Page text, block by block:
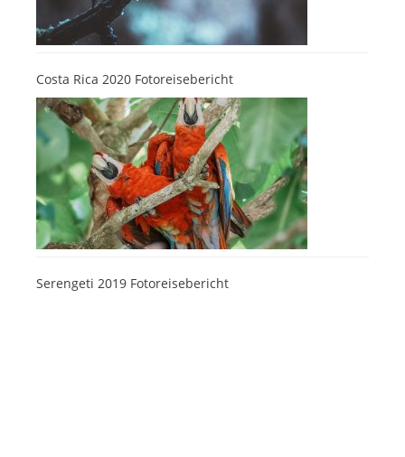
Costa Rica 2020 Fotoreisebericht
Serengeti 2019 Fotoreisebericht